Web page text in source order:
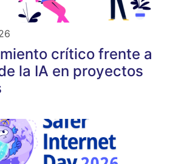
crítico frente a
la IA en proyectos